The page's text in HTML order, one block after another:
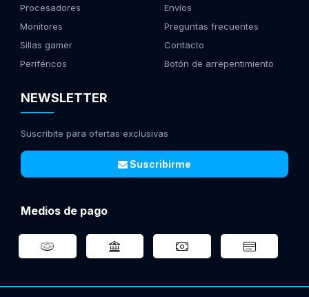
Procesadores
Monitores
Sillas gamer
Periféricos
Envíos
Preguntas frecuentes
Contacto
Botón de arrepentimiento
NEWSLETTER
Suscribite para ofertas exclusivas
Suscribirme
Medios de pago